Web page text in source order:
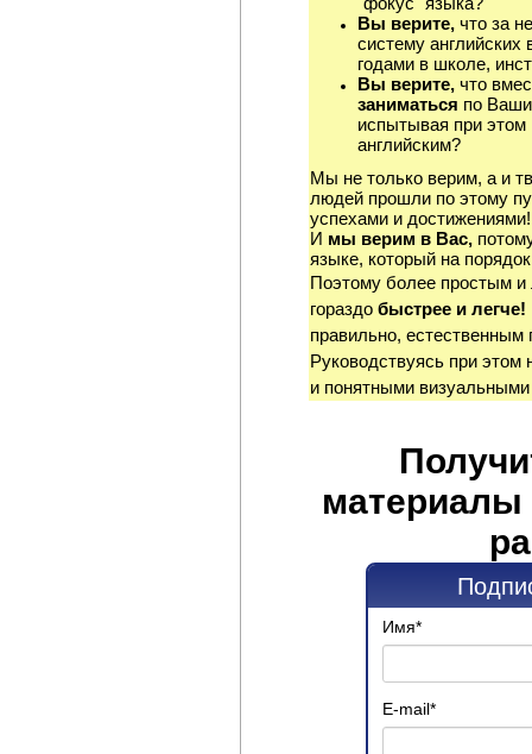
Вы верите, что за
систему
годами в школе,
Вы верите, что
заниматься по
испытывая при этом
английским?
Мы не только верим, а и
людей прошли по этому
успехами и достижениями!
И мы верим в Вас,
языке, который на
Поэтому более простым
гораздо быстрее и легче!
правильно, естественным
Руководствуясь при
и понятными
материалы
Имя*
E-mail*